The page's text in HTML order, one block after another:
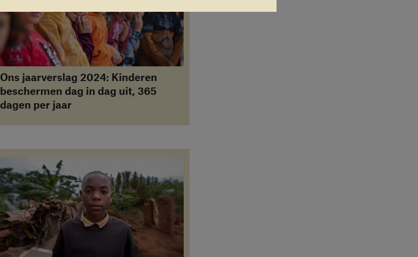
Ons jaarverslag 2024: Kinderen
beschermen dag in dag uit, 365
dagen per jaar